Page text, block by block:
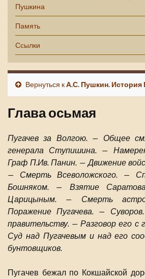
Пушкина
Память
Ссылки
Вернуться кА.С. Пушкин. История
Глава осьмая
Пугачев за Волгою. — Общее
генерала Ступишина. —
Граф П.Ив. Панин. — Движение
— Смерть Всеволожского. —
Бошняком. — Взятие
Царицыным. — Смерть
Поражение Пугачева. —
правительству. — Разговор его
Суд над Пугачевым и над его
бунтовщиков.
Пугачев бежал по Кокшайской